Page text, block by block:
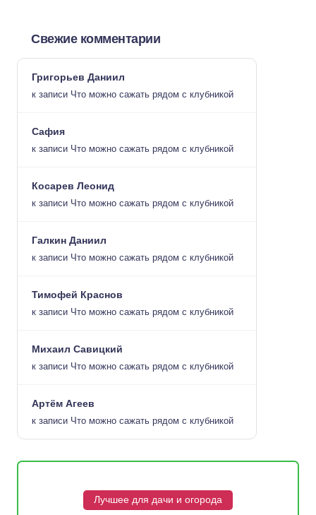
Свежие комментарии
Григорьев Даниил
к записи Что можно сажать рядом с клубникой
Сафия
к записи Что можно сажать рядом с клубникой
Косарев Леонид
к записи Что можно сажать рядом с клубникой
Галкин Даниил
к записи Что можно сажать рядом с клубникой
Тимофей Краснов
к записи Что можно сажать рядом с клубникой
Михаил Савицкий
к записи Что можно сажать рядом с клубникой
Артём Агеев
к записи Что можно сажать рядом с клубникой
Лучшее для дачи и огорода